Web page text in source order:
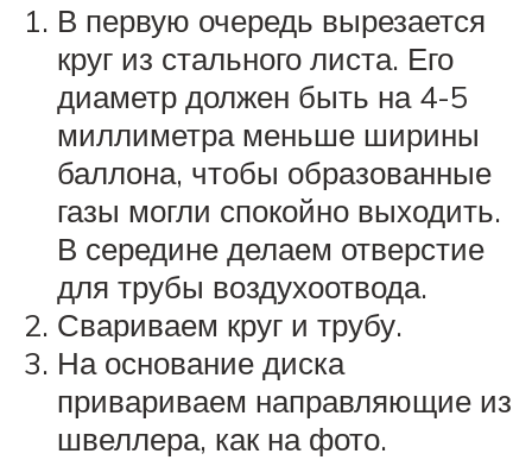
В первую очередь вырезается
круг из стального листа. Его
диаметр должен быть на 4-5
миллиметра меньше ширины
баллона, чтобы образованные
газы могли спокойно выходить.
В середине делаем отверстие
для трубы воздухоотвода.
Свариваем круг и трубу.
На основание диска
привариваем направляющие из
швеллера, как на фото.